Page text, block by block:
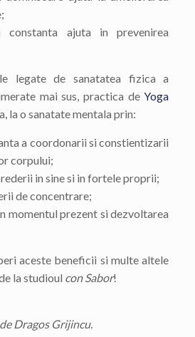
constanta ajuta in prevenirea
legate de sanatatea fizica a
mai sus, practica deYoga
la o sanatate mentala prin:
a coordonarii si constientizarii
corpului;
in sine si in fortele proprii;
de concentrare;
momentul prezent si dezvoltarea
aceste beneficii si multe altele
la studioul con Sabor!
Dragos Grijincu.